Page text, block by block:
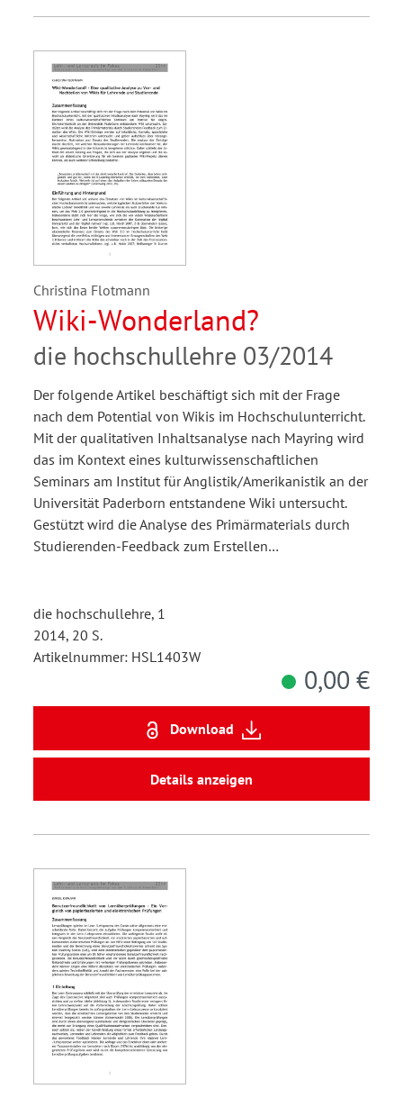
Christina Flotmann
Wiki-Wonderland?
die hochschullehre 03/2014
Der folgende Artikel beschäftigt sich mit der Frage
nach dem Potential von Wikis im Hochschulunterricht.
Mit der qualitativen Inhaltsanalyse nach Mayring wird
das im Kontext eines kulturwissenschaftlichen
Seminars am Institut für Anglistik/Amerikanistik an der
Universität Paderborn entstandene Wiki untersucht.
Gestützt wird die Analyse des Primärmaterials durch
Studierenden-Feedback zum Erstellen…
die hochschullehre, 1
2014, 20 S.
Artikelnummer: HSL1403W
0,00 €
Download
Details anzeigen